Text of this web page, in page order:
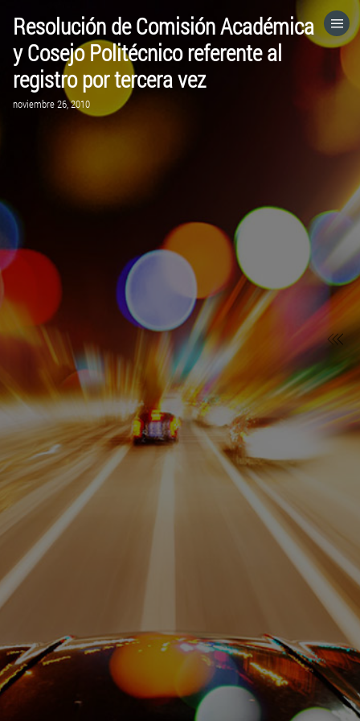
Resolución de Comisión Académica
y Cosejo Politécnico referente al
registro por tercera vez
noviembre 26, 2010
HOME
CATEGORÍAS